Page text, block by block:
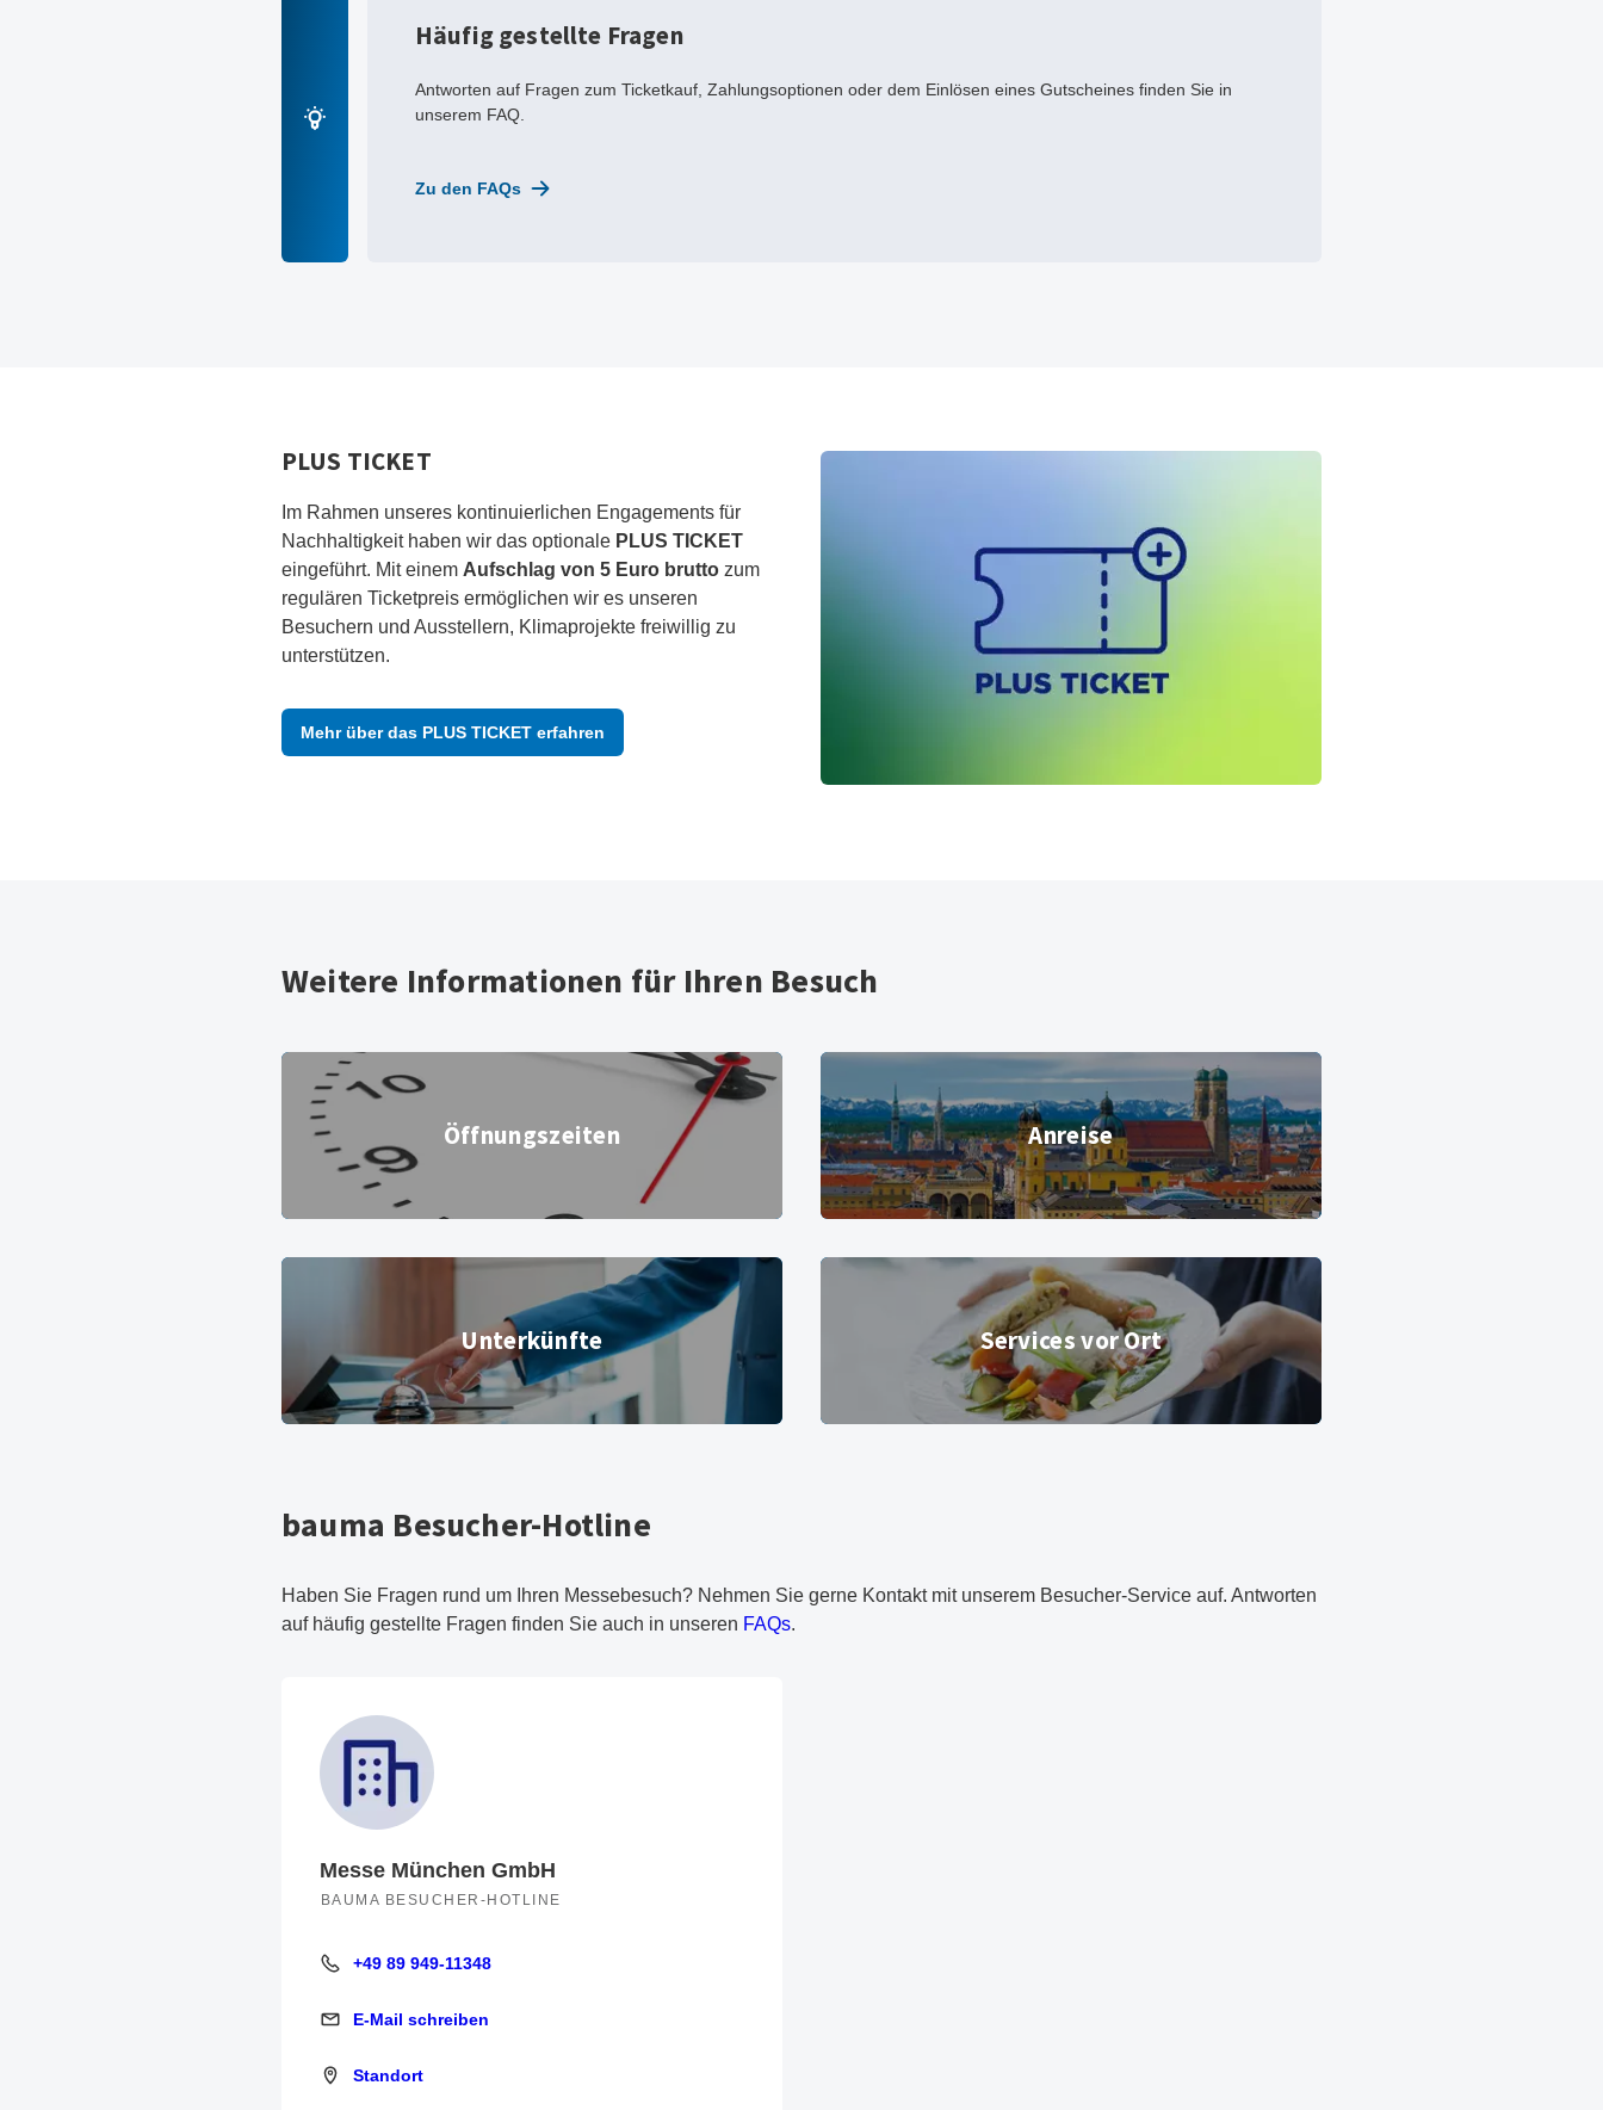
Häufig gestellte Fragen
Antworten auf Fragen zum Ticketkauf, Zahlungsoptionen oder dem Einlösen eines Gutscheines finden Sie in
unserem FAQ.
Zu den FAQs
PLUS TICKET
Im Rahmen unseres kontinuierlichen Engagements für
Nachhaltigkeit haben wir das optionale PLUS TICKET
eingeführt. Mit einem Aufschlag von 5 Euro brutto zum
regulären Ticketpreis ermöglichen wir es unseren
Besuchern und Ausstellern, Klimaprojekte freiwillig zu
unterstützen.
Mehr über das PLUS TICKET erfahren
Weitere Informationen für Ihren Besuch
Öffnungszeiten
Öffnungszeiten
Anreise
Anreise
Unterkünfte
Services vor Ort
Services vor Ort
bauma Besucher-Hotline
Haben Sie Fragen rund um Ihren Messebesuch? Nehmen Sie gerne Kontakt mit unserem Besucher-Service auf. Antworten
auf häufig gestellte Fragen finden Sie auch in unseren FAQs.
Messe München GmbH
BAUMA BESUCHER-HOTLINE
+49 89 949-11348
+49 89 949-11348
E-Mail schreiben
E-Mail schreiben
Standort
Standort